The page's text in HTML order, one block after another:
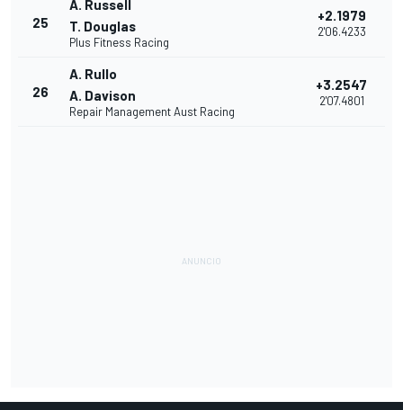
25
A. Russell
T. Douglas
Plus Fitness Racing
+2.1979
2'06.4233
26
A. Rullo
A. Davison
Repair Management Aust Racing
+3.2547
2'07.4801